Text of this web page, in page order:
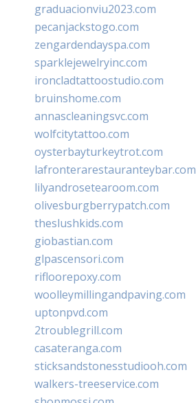
graduacionviu2023.com
pecanjackstogo.com
zengardendayspa.com
sparklejewelryinc.com
ironcladtattoostudio.com
bruinshome.com
annascleaningsvc.com
wolfcitytattoo.com
oysterbayturkeytrot.com
lafronterarestauranteybar.com
lilyandrosetearoom.com
olivesburgberrypatch.com
theslushkids.com
giobastian.com
glpascensori.com
rifloorepoxy.com
woolleymillingandpaving.com
uptonpvd.com
2troublegrill.com
casateranga.com
sticksandstonesstudiooh.com
walkers-treeservice.com